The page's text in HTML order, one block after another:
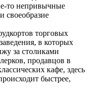
то непривычные
своеобразие
торговых
в которых
за столиками
продавцов в
кафе, здесь
быстрее,